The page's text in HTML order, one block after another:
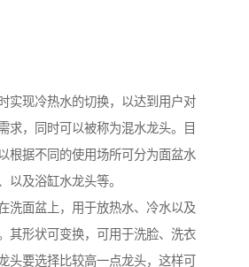
实现冷热水的切换，以达到用户对
求，同时可以被称为混水龙头。目
根据不同的使用场所可分为面盆水
以及浴缸水龙头等。
洗面盆上，用于放热水、冷水以及
其形状可变换，可用于洗脸、洗衣
头要选择比较高一点龙头，这样可